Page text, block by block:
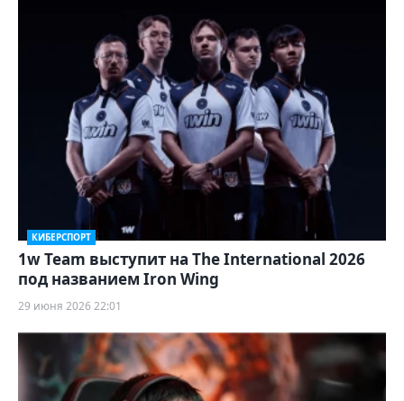
КИБЕРСПОРТ
1w Team выступит на The International 2026
под названием Iron Wing
29 июня 2026 22:01